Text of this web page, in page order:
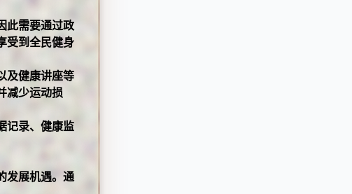
此需要通过政
受到全民健身
及健康讲座等
减少运动损
记录、健康监
发展机遇。通